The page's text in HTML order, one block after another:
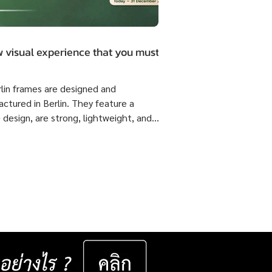
visual experience that you must.
frames are designed and
in Berlin. They feature a
design, are strong, lightweight, and
Specifications : IC! Berlin
are 100% designed and manu